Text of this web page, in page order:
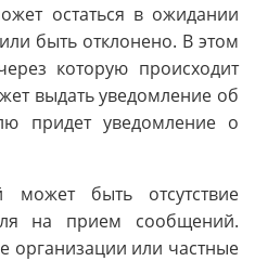
остаться в ожидании
быть отклонено. В этом
которую происходит
выдать уведомление об
придет уведомление о
быть отсутствие
на прием сообщений.
организации или частные